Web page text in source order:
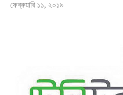
ফেব্রুয়ারি ১১, ২০১৯